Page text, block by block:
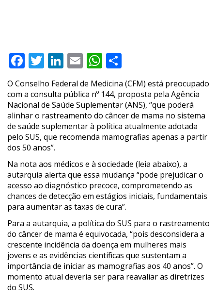
Facebook
Twitter
LinkedIn
EmailWhatsApp
O Conselho Federal de Medicina (CFM) está preocupado
com a consulta pública nº 144, proposta pela Agência
Nacional de Saúde Suplementar (ANS), “que poderá
alinhar o rastreamento do câncer de mama no sistema
de saúde suplementar à política atualmente adotada
pelo SUS, que recomenda mamografias apenas a partir
dos 50 anos”.
Na nota aos médicos e à sociedade (leia abaixo), a
autarquia alerta que essa mudança “pode prejudicar o
acesso ao diagnóstico precoce, comprometendo as
chances de detecção em estágios iniciais, fundamentais
para aumentar as taxas de cura”.
Para a autarquia, a política do SUS para o rastreamento
do câncer de mama é equivocada, “pois desconsidera a
crescente incidência da doença em mulheres mais
jovens e as evidências científicas que sustentam a
importância de iniciar as mamografias aos 40 anos”. O
momento atual deveria ser para reavaliar as diretrizes
do SUS.